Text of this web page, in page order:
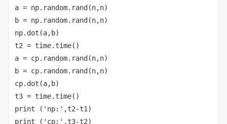
a = np.random.rand(n,n)
b = np.random.rand(n,n)
np.dot(a,b)
t2 = time.time()
a = cp.random.rand(n,n)
b = cp.random.rand(n,n)
cp.dot(a,b)
t3 = time.time()
print ('np:',t2-t1)
print ('cp:',t3-t2)